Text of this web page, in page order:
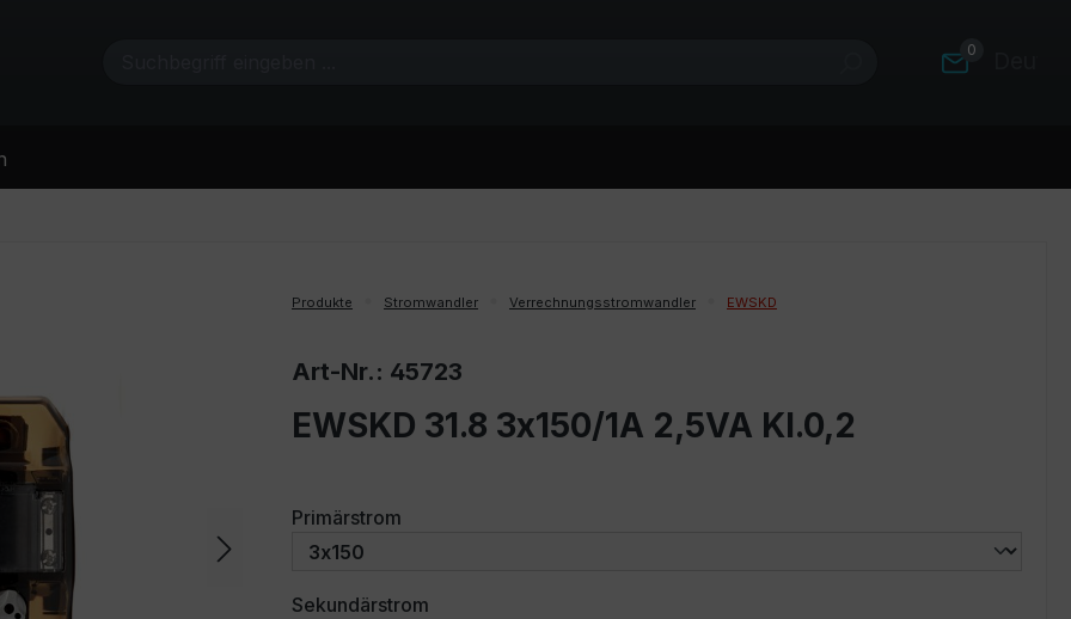
0
Produkte Stromwandler Verrechnungsstromwandler EWSKD
Art-Nr.: 45723
EWSKD 31.8 3x150/1A 2,5VA Kl.0,2
Primärstrom
Sekundärstrom